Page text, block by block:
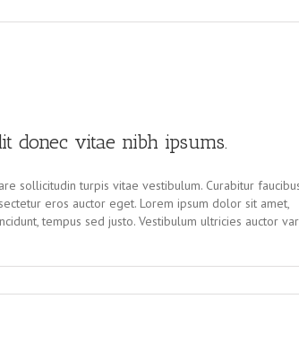
donec vitae nibh ipsums.
sollicitudin turpis vitae vestibulum. Curabitur
eros auctor eget. Lorem ipsum dolor sit amet,
tempus sed justo. Vestibulum ultricies auctor